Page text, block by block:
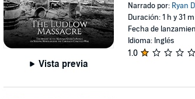
Vista previa
Narrado por: Ryan
Duración: 1 h y 31 m
Fecha de
Idioma: Inglés
1.0